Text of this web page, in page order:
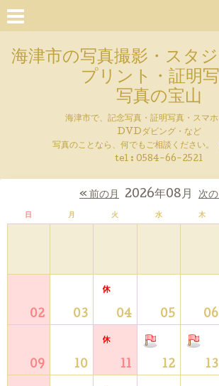
海津市の写真撮影・スタ
プリント・証明
写真の宝山
海津市で、記念写真・証明写真・スマホ
DVDダビング・など
写真のことなら、何でもご相談ください。
tel : 0584-66-2521
« 前の月 2026年08月 次
日 月 火 水 木
02 03 04 05 06
09 10 11 12 13